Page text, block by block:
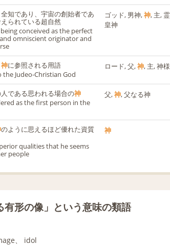
知であり、宇宙の創始者であ
られている超自然
conceived as the perfect
omniscient originator and
ゴッド, 男神,神, 主,
皇神
神に参照される用語
Judeo-Christian God
ロード, 父,神, 主, 神
である思われる場合の神
as the first person in the
父,神, 父なる神
のように思えるほど優れた資質
qualities that he seems
people
神
有形の像」という意味の類語
、 idol